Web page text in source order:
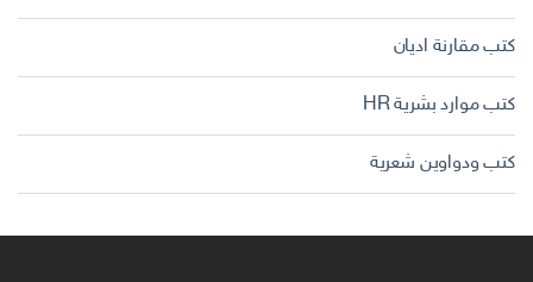
كتب مقارنة اديان
كتب موارد بشرية HR
كتب ودواوين شعرية